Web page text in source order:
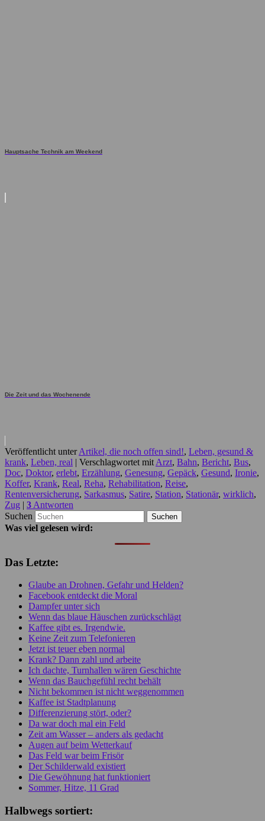
Hauptsache Technik am Weekend
Die Zeit und das Wochenende
Veröffentlicht unter Artikel, die noch offen sind!, Leben, gesund &
krank, Leben, real | Verschlagwortet mit Arzt, Bahn, Bericht, Bus,
Doc, Doktor, erlebt, Erzählung, Genesung, Gepäck, Gesund, Ironie,
Koffer, Krank, Real, Reha, Rehabilitation, Reise,
Rentenversicherung, Sarkasmus, Satire, Station, Stationär, wirklich,
Zug | 3 Antworten
Suchen
Was viel gelesen wird:
Das Letzte:
Glaube an Drohnen, Gefahr und Helden?
Facebook entdeckt die Moral
Dampfer unter sich
Wenn das blaue Häuschen zurückschlägt
Kaffee gibt es. Irgendwie.
Keine Zeit zum Telefonieren
Jetzt ist teuer eben normal
Krank? Dann zahl und arbeite
Ich dachte, Turnhallen wären Geschichte
Wenn das Bauchgefühl recht behält
Nicht bekommen ist nicht weggenommen
Kaffee ist Stadtplanung
Differenzierung stört, oder?
Da war doch mal ein Feld
Zeit am Wasser – anders als gedacht
Augen auf beim Wetterkauf
Das Feld war beim Frisör
Der Schilderwald existiert
Die Gewöhnung hat funktioniert
Sommer, Hitze, 11 Grad
Halbwegs sortiert: